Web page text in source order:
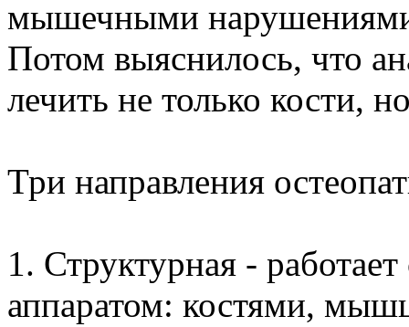
мышечными
Потом выяснилось, что
лечить не только кости,
Три направления
1. Структурная -
аппаратом: костями,